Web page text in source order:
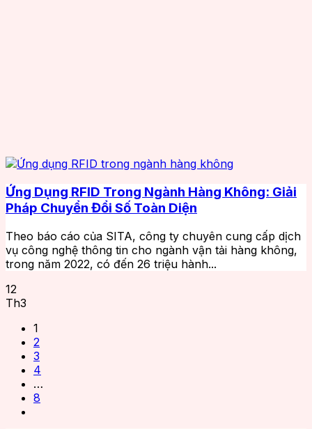
Ứng Dụng RFID Trong Ngành Hàng Không: Giải
Pháp Chuyển Đổi Số Toàn Diện
Theo báo cáo của SITA, công ty chuyên cung cấp dịch
vụ công nghệ thông tin cho ngành vận tải hàng không,
trong năm 2022, có đến 26 triệu hành...
12
Th3
1
2
3
4
…
8